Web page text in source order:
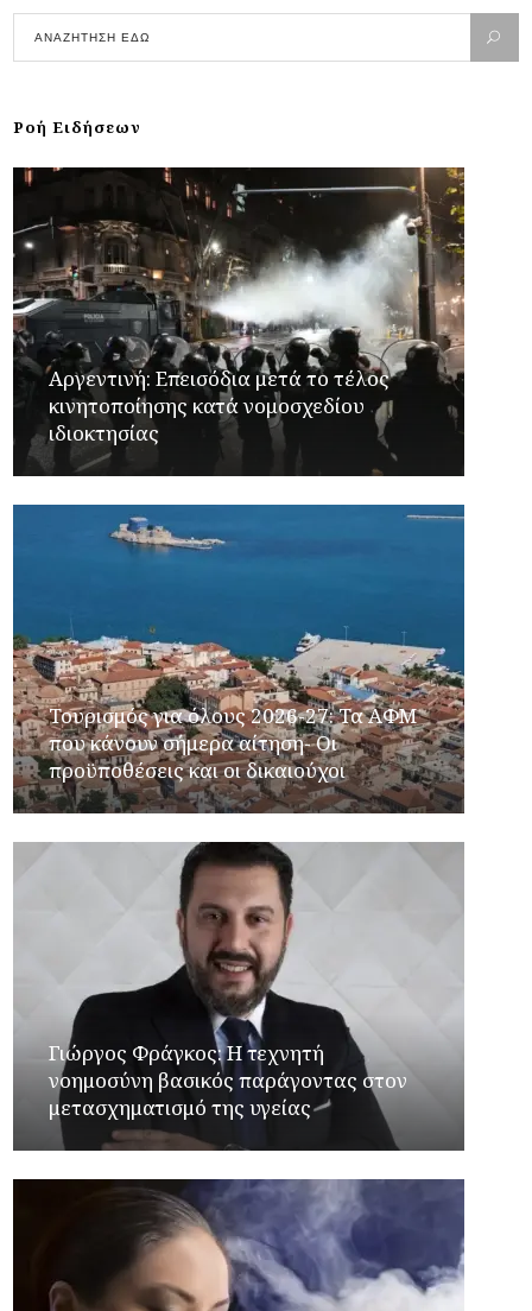
Ροή Ειδήσεων
Αργεντινή: Επεισόδια μετά το τέλος
κινητοποίησης κατά νομοσχεδίου
ιδιοκτησίας
Τουρισμός για όλους 2026-27: Τα ΑΦΜ
που κάνουν σήμερα αίτηση- Οι
προϋποθέσεις και οι δικαιούχοι
Γιώργος Φράγκος: Η τεχνητή
νοημοσύνη βασικός παράγοντας στον
μετασχηματισμό της υγείας